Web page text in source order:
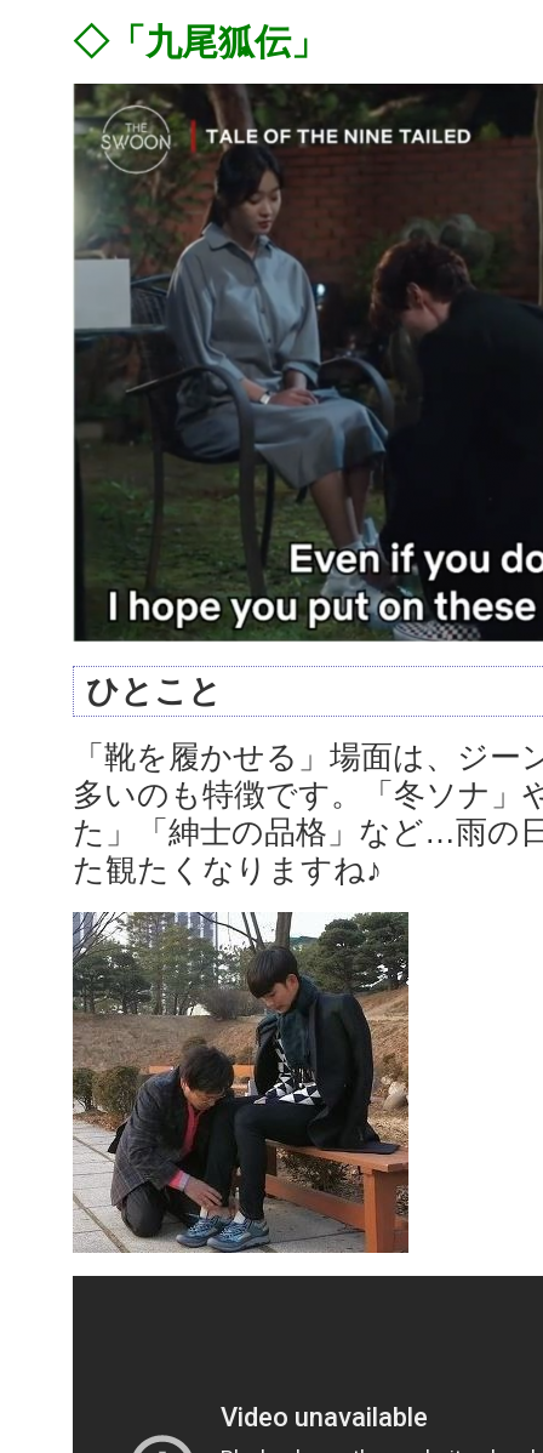
◇「九尾狐伝」
ひとこと
「靴を履かせる」場面は、ジ
多いのも特徴です。「冬ソナ」
た」「紳士の品格」など…雨の
た観たくなりますね♪